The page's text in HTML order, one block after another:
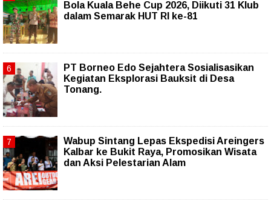
Bola Kuala Behe Cup 2026, Diikuti 31 Klub
dalam Semarak HUT RI ke-81
PT Borneo Edo Sejahtera Sosialisasikan
Kegiatan Eksplorasi Bauksit di Desa
Tonang.
Wabup Sintang Lepas Ekspedisi Areingers
Kalbar ke Bukit Raya, Promosikan Wisata
dan Aksi Pelestarian Alam